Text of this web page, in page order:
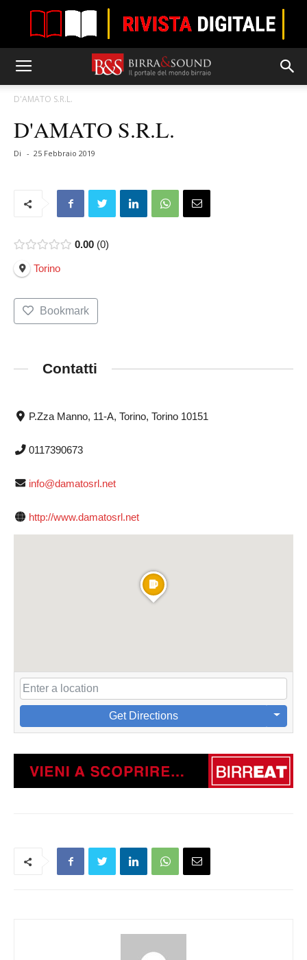
D'AMATO S.R.L.
D'AMATO S.R.L.
Di - 25 Febbraio 2019
0.00 0
Torino
Bookmark
Contatti
P.Zza Manno, 11-A, Torino, Torino 10151
0117390673
info@damatosrl.net
http://www.damatosrl.net
Get Directions